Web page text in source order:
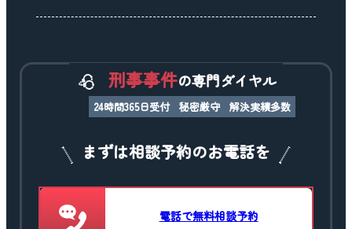
刑事事件の専門ダイヤル
24時間365日受付 秘密厳守 解決実績多数
まずは相談予約のお電話を
電話で無料相談予約